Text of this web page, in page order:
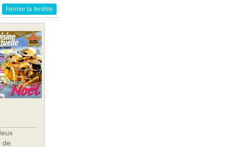
Fermer la fenêtre
de